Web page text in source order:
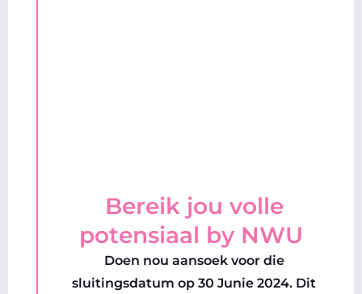
Bereik jou volle
potensiaal by NWU
Doen nou aansoek voor die
sluitingsdatum op 30 Junie 2024. Dit